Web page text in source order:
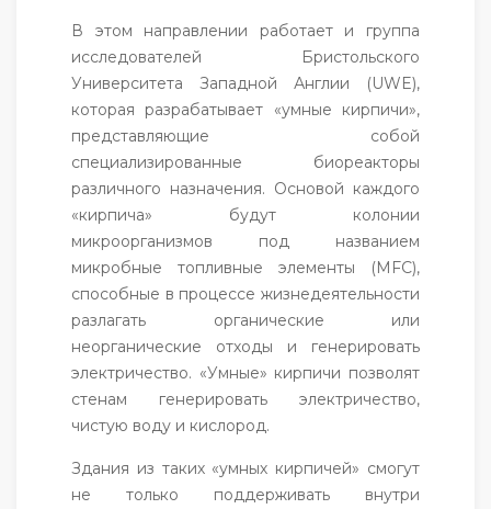
В этом направлении работает и группа
исследователей Бристольского
Университета Западной Англии (UWE),
которая разрабатывает «умные кирпичи»,
представляющие собой
специализированные биореакторы
различного назначения. Основой каждого
«кирпича» будут колонии
микроорганизмов под названием
микробные топливные элементы (MFC),
способные в процессе жизнедеятельности
разлагать органические или
неорганические отходы и генерировать
электричество. «Умные» кирпичи позволят
стенам генерировать электричество,
чистую воду и кислород.
Здания из таких «умных кирпичей» смогут
не только поддерживать внутри